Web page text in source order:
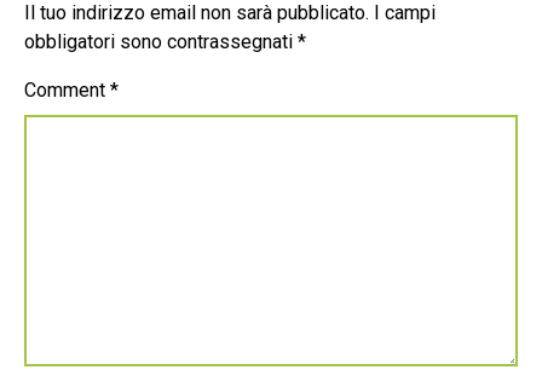
Il tuo indirizzo email non sarà pubblicato.
I campi
obbligatori sono contrassegnati *
Comment *